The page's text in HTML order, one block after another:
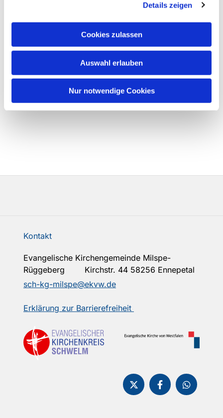
Details zeigen
Cookies zulassen
Auswahl erlauben
Nur notwendige Cookies
Kontakt
Evangelische Kirchengemeinde Milspe-
Rüggeberg Kirchstr. 44 58256 Ennepetal
sch-kg-milspe@ekvw.de
Erklärung zur Barrierefreiheit